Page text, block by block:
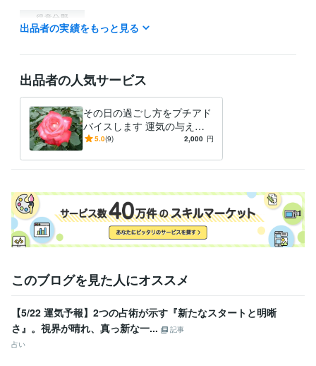
得意分野
占い 仕事上の人間関係　企業の本音
出品者の実績をもっと見る
出品者の人気サービス
その日の過ごし方をプチアド
バイスします 運気の与える
神秘の世界を覗いてみません
5.0(9) 2,000 円
このブログを見た人にオススメ
【5/22 運気予報】2つの占術が示す『新たなスタートと明晰
さ』。視界が晴れ、真っ新な一...
記事
占い